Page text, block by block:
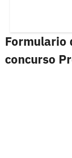
Formulario
concurso